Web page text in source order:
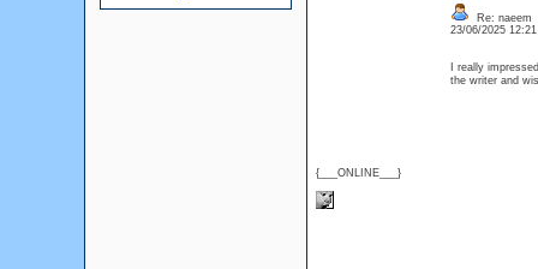
{___ONLINE___}
Re: naeem
23/06/2025
I really
the writer and